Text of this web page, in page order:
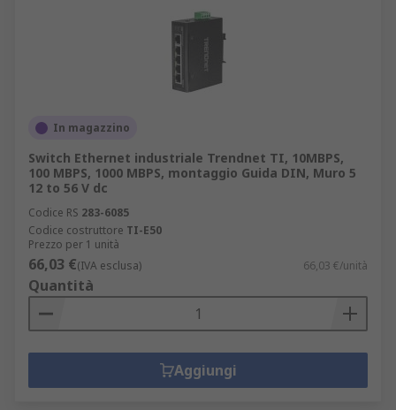
In magazzino
Switch Ethernet industriale Trendnet TI, 10MBPS,
100 MBPS, 1000 MBPS, montaggio Guida DIN, Muro 5
12 to 56 V dc
Codice RS 283-6085
Codice costruttore TI-E50
Prezzo per 1 unità
66,03 €(IVA esclusa) 66,03 €/unità
Quantità
Aggiungi